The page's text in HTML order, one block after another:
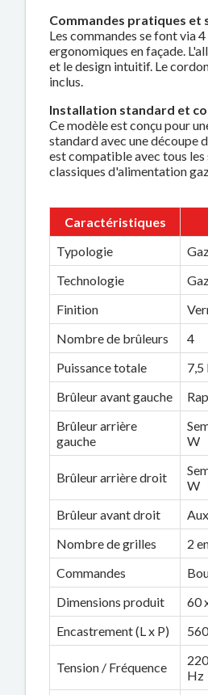
Commandes pratiques et
Les commandes se font via
ergonomiques en façade.
et le design intuitif. Le
inclus.
Installation standard et
Ce modèle est conçu pour
standard avec une découpe
est compatible avec tous les
classiques d'alimentation
Caractéristiques
Typologie
Technologie
Finition
Nombre de brûleurs
4
Puissance totale
7,5
Brûleur avant gauche
Brûleur arrière
gauche
W
Brûleur arrière droit
W
Brûleur avant droit
Nombre de grilles
2
Commandes
Dimensions produit
60
Encastrement (L x P)
Tension / Fréquence
Hz